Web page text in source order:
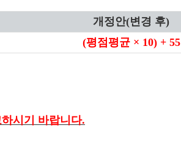
개정안(변경 후)
(평점평균 × 10) + 55
시기 바랍니다.